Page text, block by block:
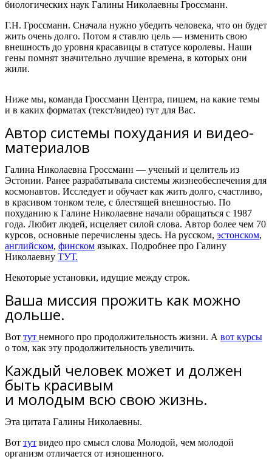
биологических наук Галины Николаевны Гроссманн.
Г.Н. Гроссманн. Сначала нужно убедить человека, что он будет
жить очень долго. Потом я ставлю цель — изменить свою
внешность до уровня красавицы в статусе королевы. Наши
гены помнят значительно лучшие времена, в которых они
жили.
Ниже мы, команда Гроссманн Центра, пишем, на какие темы
и в каких форматах (текст/видео) тут для Вас.
Автор системы похудания и видео-
материалов
Галина Николаевна Гроссманн — ученый и целитель из
Эстонии. Ранее разрабатывала системы жизнеобеспечения для
космонавтов. Исследует и обучает как жить долго, счастливо,
в красивом тонком теле, с блестящей внешностью. По
похуданию к Галине Николаевне начали обращаться с 1987
года. Любит людей, исцеляет силой слова. Автор более чем 70
курсов, основные перечислены здесь. На русском, эстонском,
английском, финском языках. Подробнее про Галину
Николаевну ТУТ.
Некоторые установки, идущие между строк.
Ваша миссия прожить как можно
дольше.
Вот тут немного про продолжительность жизни. А вот курсы
о том, как эту продолжительность увеличить.
Каждый человек может и должен
быть красивым
и молодым всю свою жизнь.
Эта цитата Галины Николаевны.
Вот тут видео про смысл слова Молодой, чем молодой
организм отличается от изношенного.